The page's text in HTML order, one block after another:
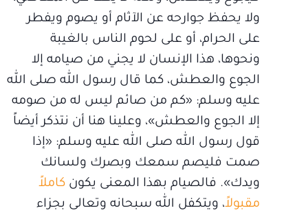
ولا يحفظ جوارحه عن الآثام أو يصوم ويفطر
على الحرام، أو على لحوم الناس بالغيبة
ونحوها، هذا الإنسان لا يجني من صيامه إلا
الجوع والعطش، كما قال رسول الله صلى الله
عليه وسلم: «كم من صائم ليس له من صومه
إلا الجوع والعطش»، وعلينا هنا أن نتذكر أيضاً
قول رسول الله صلى الله عليه وسلم: «إذا
صمت فليصم سمعك وبصرك ولسانك
ويدك». فالصيام بهذا المعنى يكون كاملاً
مقبولاً، ويتكفل الله سبحانه وتعالى بجزاء